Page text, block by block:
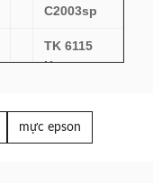
C2003sp
TK 6115
Kyocera
Đen cho
TASKalfa
mực epson